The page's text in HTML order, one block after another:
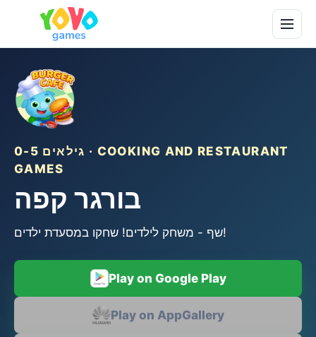
גילאים 0-5 · COOKING AND RESTAURANT
GAMES
בורגר קפה
שף - משחק לילדים! שחקו במסעדת ילדים!
Play on Google Play
Play on AppGallery